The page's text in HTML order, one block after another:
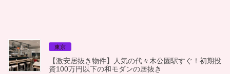
東京
【激安居抜き物件】人気の代々木公園駅すぐ！初期投
資100万円以下の和モダンの居抜き